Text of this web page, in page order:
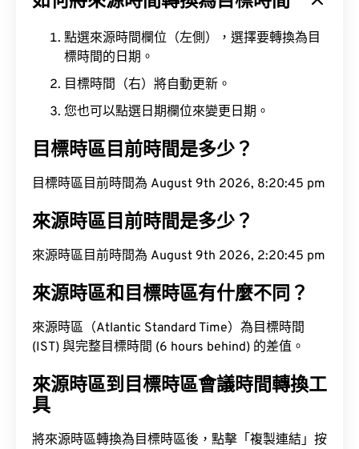
點選來源時間欄位（左側），選擇要轉換為目
標時間的日期。
目標時間（右）將自動更新。
您也可以點選日期欄位來變更日期。
目標時區目前時間是多少？
目標時區目前時間為 August 9th 2026, 8:20:46 pm
來源時區目前時間是多少？
來源時區目前時間為 August 9th 2026, 2:20:46 pm
來源時區和目標時區有什麼不同？
來源時區（Atlantic Standard Time）為目標時間
(IST) 與完整目標時間 (6 hours behind) 的差值。
來源時區到目標時區會議時間轉換工
具
將來源時區轉換為目標時區後，點擊「複製連結」按